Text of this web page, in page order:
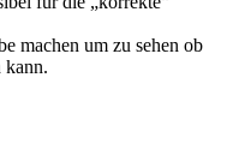
machen um zu sehen ob
kann.